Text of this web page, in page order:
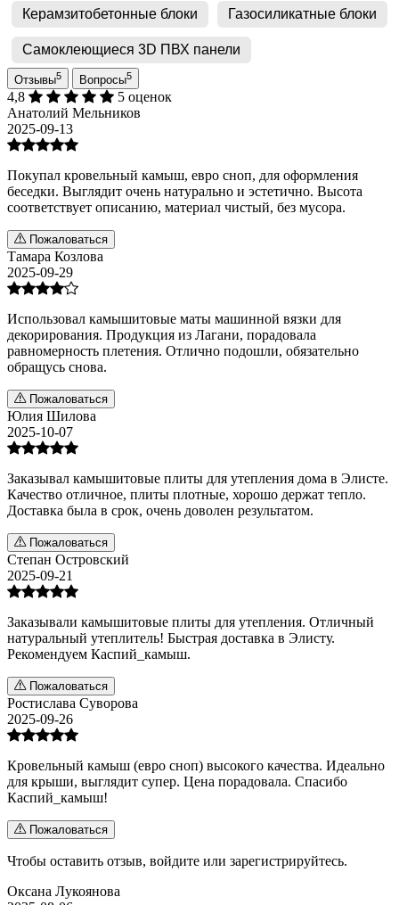
Керамзитобетонные блоки Газосиликатные блоки
Самоклеющиеся 3D ПВХ панели
Отзывы5 Вопросы5
4,8
5 оценок
Анатолий Мельников
2025-09-13
Покупал кровельный камыш, евро сноп, для оформления
беседки. Выглядит очень натурально и эстетично. Высота
соответствует описанию, материал чистый, без мусора.
Пожаловаться
Тамара Козлова
2025-09-29
Использовал камышитовые маты машинной вязки для
декорирования. Продукция из Лагани, порадовала
равномерность плетения. Отлично подошли, обязательно
обращусь снова.
Пожаловаться
Юлия Шилова
2025-10-07
Заказывал камышитовые плиты для утепления дома в Элисте.
Качество отличное, плиты плотные, хорошо держат тепло.
Доставка была в срок, очень доволен результатом.
Пожаловаться
Степан Островский
2025-09-21
Заказывали камышитовые плиты для утепления. Отличный
натуральный утеплитель! Быстрая доставка в Элисту.
Рекомендуем Каспий_камыш.
Пожаловаться
Ростислава Суворова
2025-09-26
Кровельный камыш (евро сноп) высокого качества. Идеально
для крыши, выглядит супер. Цена порадовала. Спасибо
Каспий_камыш!
Пожаловаться
Чтобы оставить отзыв, войдите или зарегистрируйтесь.
Оксана Лукоянова